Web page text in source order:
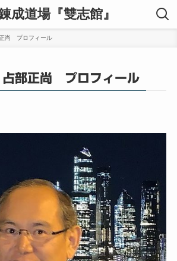
成道場『雙志館』
正尚 プロフィール
占部正尚 プロフィール